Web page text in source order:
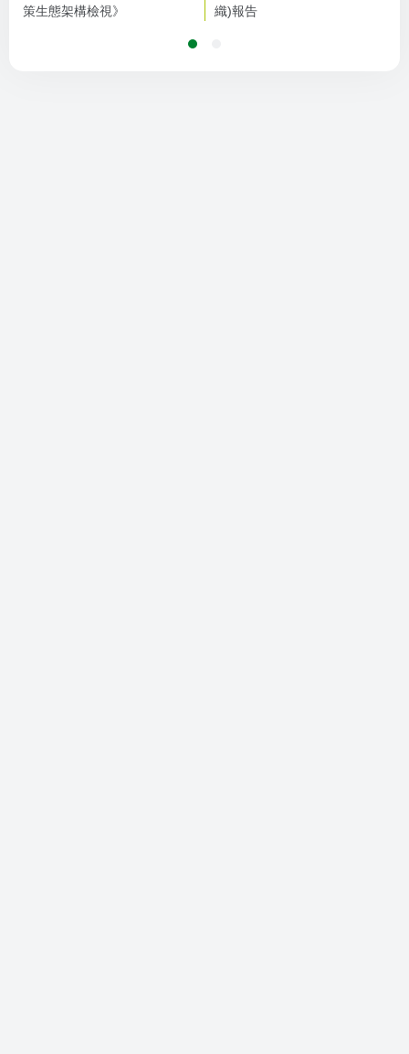
策生態架構檢視》
織)報告